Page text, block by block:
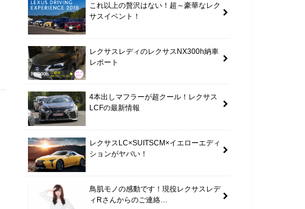
これ以上の贅沢はない！超～豪華なレク
サスイベント！
レクサスレディのレクサスNX300h納車
レポート
4本出しマフラーが超クール！レクサス
LCFの最新情報
レクサスLC×SUITSCM×イエローエディ
ションがヤバい！
鳥肌モノの感動です！現役レクサスレデ
ィRさんからのご連絡…